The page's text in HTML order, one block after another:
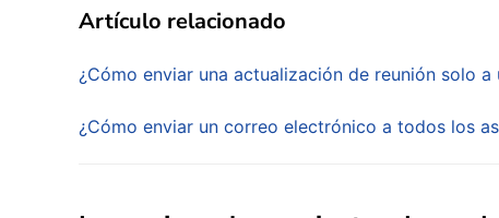
Artículo relacionado
¿Cómo enviar una actualización de reunión solo
¿Cómo enviar un correo electrónico a todos los